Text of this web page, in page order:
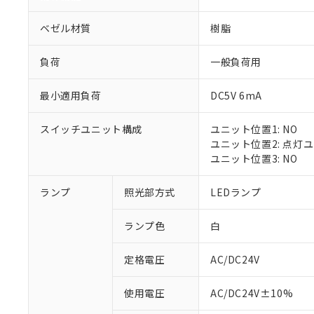
ベゼル材質 樹脂
負荷 一般負荷用
最小適用負荷 DC5V 6mA
スイッチユニット構成
ユニット位置1: NO
ユニット位置2: 点灯
ユニット位置3: NO
ランプ 照光部方式 LEDランプ
ランプ色 白
定格電圧 AC/DC24V
使用電圧 AC/DC24V±10%
ご利用条件
※1 対応状況
調査・確認中：
非該当品：ライセ
仕入先様の事情に
があります。
※1 中国